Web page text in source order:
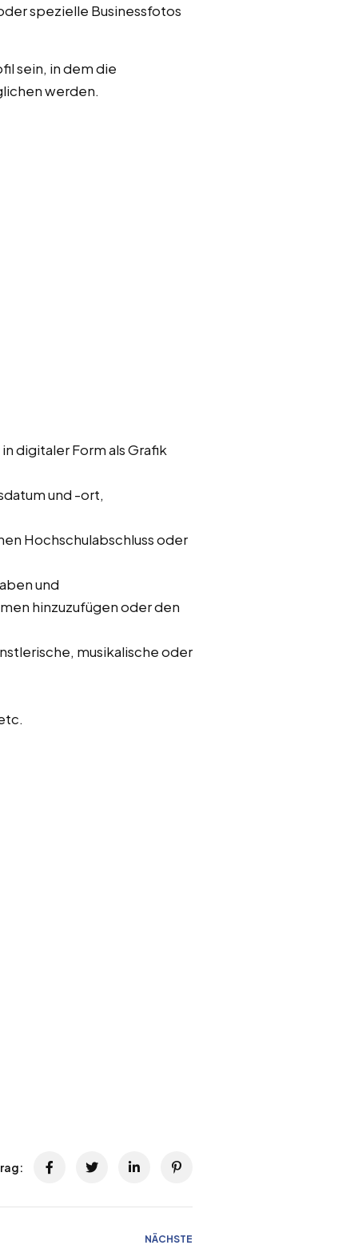
spezielle Businessfotos
sein, in dem die
werden.
digitaler Form als Grafik
und -ort,
Hochschulabschluss oder
und
hinzuzufügen oder den
musikalische oder
NÄCHSTE